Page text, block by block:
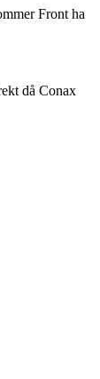
Front ha
då Conax